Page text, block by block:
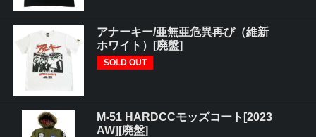
アナーキー/亜無亜危異再び（維新
ホワイト）[廃盤]
SOLD OUT
M-51 HARDCCモッズコート[2023
AW][廃盤]